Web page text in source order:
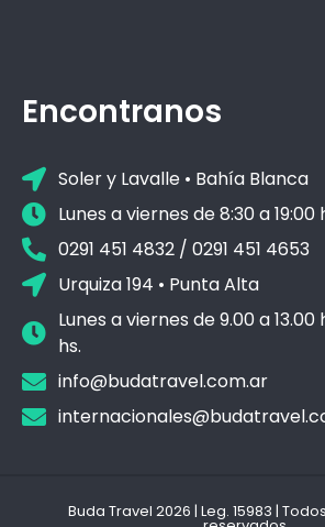
Encontranos
Soler y Lavalle • Bahía Blanca
Lunes a viernes de 8:30 a 19:00
0291 451 4832 / 0291 451 4653
Urquiza 194 • Punta Alta
Lunes a viernes de 9.00 a 13.00
hs.
info@budatravel.com.ar
Buda Travel 2026 | Leg. 15983 |